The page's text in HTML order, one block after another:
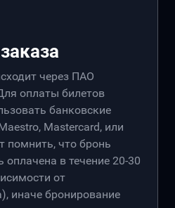
через ПАО
оплаты билетов
банковские
Mastercard, или
помнить, что бронь
в течение 20-30
от
иначе бронирование